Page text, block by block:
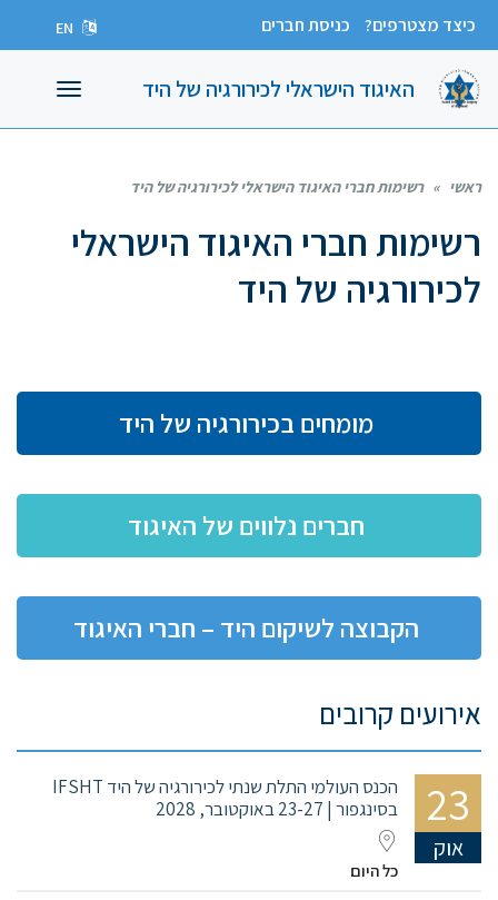
כיצד מצטרפים? כניסת חברים EN
האיגוד הישראלי לכירורגיה של היד תפריט
ראשי » רשימות חברי האיגוד הישראלי לכירורגיה של היד
רשימות חברי האיגוד הישראלי
לכירורגיה של היד
מומחים בכירורגיה של היד
חברים נלווים של האיגוד
הקבוצה לשיקום היד – חברי האיגוד
אירועים קרובים
23
אוק
הכנס העולמי התלת שנתי לכירורגיה של היד IFSHT
בסינגפור | 23-27 באוקטובר, 2028
כל היום